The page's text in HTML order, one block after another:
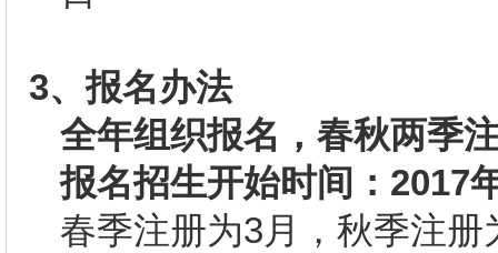
3、报名办法
全年组织报名，春秋两季
报名招生开始时间：2017
春季注册为3月，秋季注册